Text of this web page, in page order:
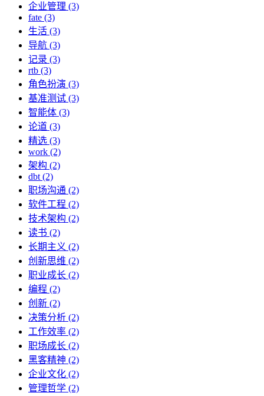
企业管理 (3)
fate (3)
生活 (3)
导航 (3)
记录 (3)
rtb (3)
角色扮演 (3)
基准测试 (3)
智能体 (3)
论道 (3)
精选 (3)
work (2)
架构 (2)
dbt (2)
职场沟通 (2)
软件工程 (2)
技术架构 (2)
读书 (2)
长期主义 (2)
创新思维 (2)
职业成长 (2)
编程 (2)
创新 (2)
决策分析 (2)
工作效率 (2)
职场成长 (2)
黑客精神 (2)
企业文化 (2)
管理哲学 (2)